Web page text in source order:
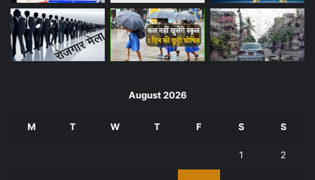
August 2026
M T W T F S S
1 2